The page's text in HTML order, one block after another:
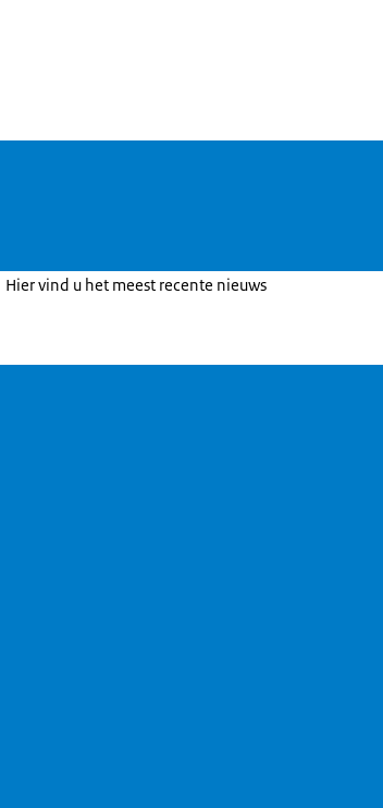
Hier vind u het meest recente nieuws